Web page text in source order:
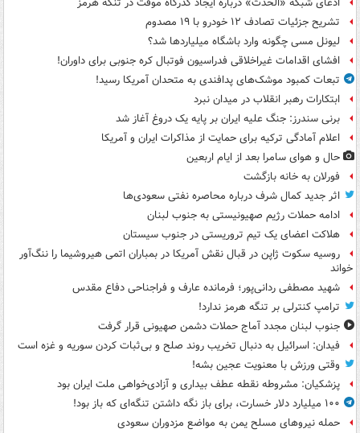
تشریح جزئیات تصادف ۱۲ خودرو با ۱۹ مصدوم
لیونل مسی چگونه وارد باشگاه میلیاردها شد؟
افشای اقدامات غیراخلاقی فدراسیون فوتبال کره جنوبی برای داوران!
تبعات کمبود موشک‌های پدافندی به متحدان آمریکا رسید!
ابتکارات رهبر انقلاب در میدان نبرد
برنی سندرز: جنگ علیه ایران بر پایه یک دروغ آغاز شد
اعلام آمادگی ترکیه برای حمایت از مذاکرات ایران و آمریکا
حال و هوای سامرا بعد از ایام اربعین
فورلان به خانه بازگشت
اثر جدید کمال شرف درباره محاصره نفتی سعودی‌ها
ادامه حملات رژیم صهیونیستی به جنوب لبنان
هلاکت اعضای یک تیم تروریستی در جنوب سیستان
روسیه سکوت ژاپن در قبال نقش آمریکا در بمباران اتمی هیروشیما را ننگ‌آور
خواند
شهید مصطفی ردانی‌پور؛ فرمانده عارف و فراجناحی دفاع مقدس
ترامپ کنترلی بر تنگه هرمز ندارد!
جنوب لبنان مجدد آماج حملات دشمن صهیونی قرار گرفت
فیدان: اسرائیل به دنبال تخریب روند صلح و بی‌ثبات کردن سوریه و غزه است
وقتی ورزش با معنویت عجین بشه!
پزشکیان: مشروطه نقطه عطف بیداری و آزادی‌خواهی ملت ایران بود
۱۰۰ میلیارد دلار خسارت، برای باز نگه داشتن تنگه‌ای که باز بود!
حمله نیروهای مسلح یمن به مواضع مزدوران سعودی